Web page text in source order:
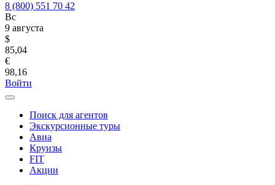
8 (800) 551 70 42
Вс
9 августа
$
85,04
€
98,16
Войти
Поиск для агентов
Экскурсионные туры
Авиа
Круизы
FIT
Акции